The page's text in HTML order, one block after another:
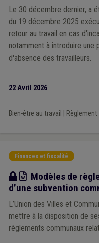
Le 30 décembre dernier, a
du 19 décembre 2025
retour au travail en cas
notamment à introduire une
d'absence des travailleurs.
22 Avril 2026
Bien-être au travail Règlement
Finances et fiscalité
Modèle
Modèles de
d’une subvention
L’Union des Villes et
mettre à la disposition de
règlements communaux